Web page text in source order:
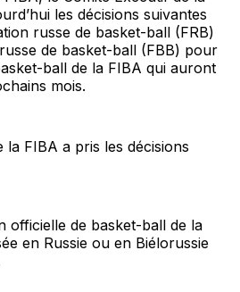
les décisions suivantes
russe de basket-ball (FRB)
de basket-ball (FBB) pour
ball de la FIBA qui auront
mois.
la FIBA a pris les décisions
officielle de basket-ball de la
en Russie ou en Biélorussie